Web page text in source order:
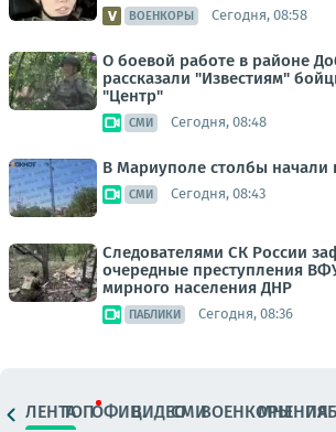
ВОЕНКОРЫ Сегодня, 08:58
О боевой работе в районе
рассказали "Известиям"
"Центр"
СМИ Сегодня, 08:48
В Мариуполе столбы начали
СМИ Сегодня, 08:43
Следователями СК России
очередные преступления
мирного населения ДНР
ПАБЛИКИ Сегодня, 08:36
ЛЕНТАТОПОФИЦ.ВИДЕОСМИВОЕНКОРЫМНЕНИЯ